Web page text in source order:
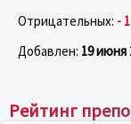
Отрицательных: - 1
Добавлен: 19 июня
Рейтинг